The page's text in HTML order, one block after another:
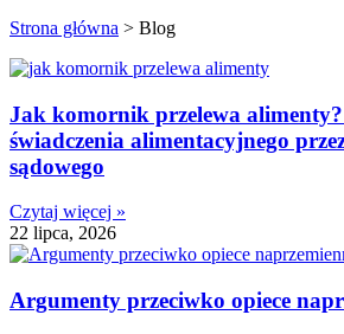
Strona główna > Blog
Jak komornik przelewa alimenty?
świadczenia alimentacyjnego
sądowego
Czytaj więcej »
22 lipca, 2026
Argumenty przeciwko opiece